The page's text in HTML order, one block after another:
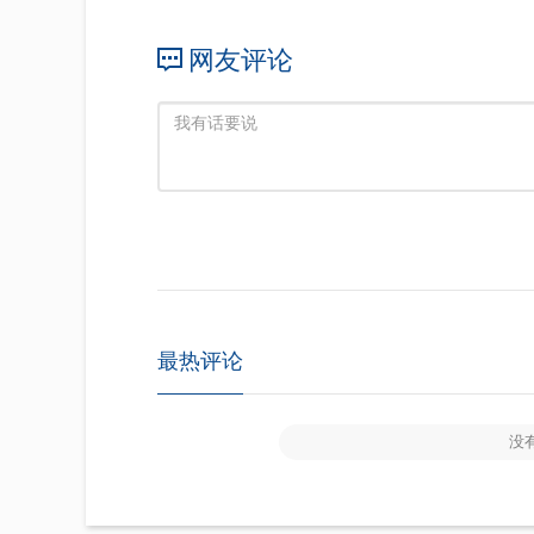
网友评论
最热评论
没